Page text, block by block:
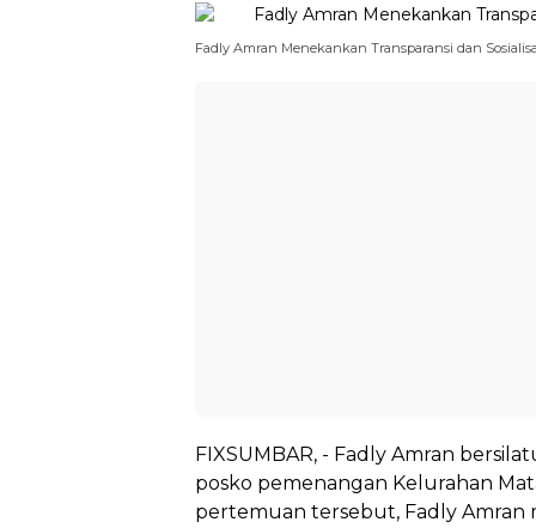
Fadly Amran Menekankan Transparansi dan
FIXSUMBAR, - Fadly Amran
posko pemenangan Kelurahan
pertemuan tersebut, Fadly Amran